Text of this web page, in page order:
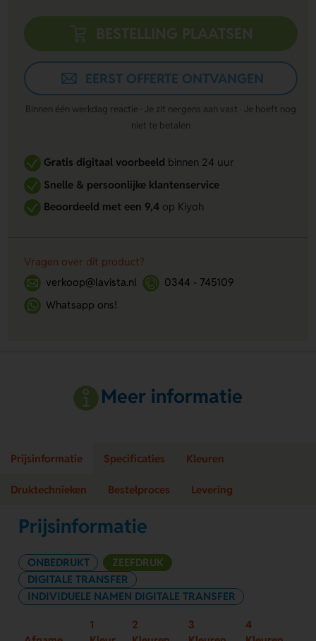
BESTELLING PLAATSEN
EERST OFFERTE ONTVANGEN
Binnen één werkdag reactie · Je zit nergens aan vast · Je hoeft nog
niet te betalen
Gratis digitaal voorbeeldbinnen 24 uur
Snelle & persoonlijke klantenservice
Beoordeeld met een 9,4op Kiyoh
Vragen over dit product?
verkoop@lavista.nl
0344 - 745109
Whatsapp ons!
Meer informatie
Prijsinformatie Specificaties Kleuren
Druktechnieken Bestelproces Levering
Prijsinformatie
ONBEDRUKT
ZEEFDRUK
DIGITALE TRANSFER
INDIVIDUELE NAMEN DIGITALE TRANSFER
1
2
3
4